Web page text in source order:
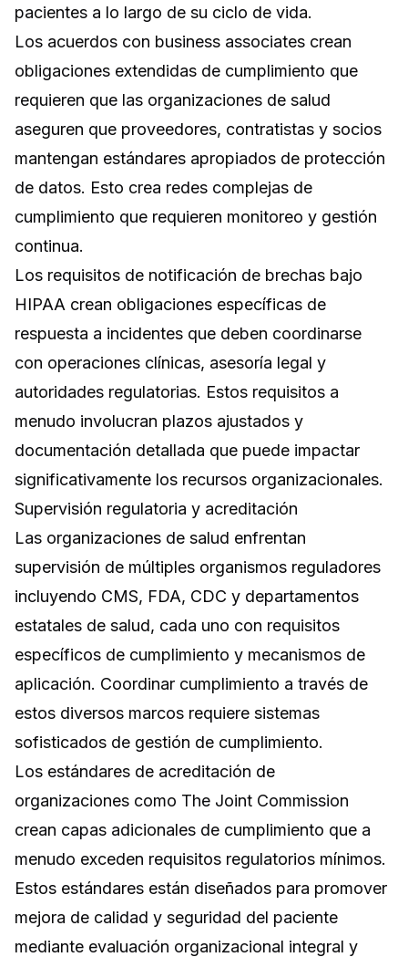
pacientes a lo largo de su ciclo de vida.
Los acuerdos con business associates crean
obligaciones extendidas de cumplimiento que
requieren que las organizaciones de salud
aseguren que proveedores, contratistas y socios
mantengan estándares apropiados de protección
de datos. Esto crea redes complejas de
cumplimiento que requieren monitoreo y gestión
continua.
Los requisitos de notificación de brechas bajo
HIPAA crean obligaciones específicas de
respuesta a incidentes que deben coordinarse
con operaciones clínicas, asesoría legal y
autoridades regulatorias. Estos requisitos a
menudo involucran plazos ajustados y
documentación detallada que puede impactar
significativamente los recursos organizacionales.
Supervisión regulatoria y acreditación
Las organizaciones de salud enfrentan
supervisión de múltiples organismos reguladores
incluyendo CMS, FDA, CDC y departamentos
estatales de salud, cada uno con requisitos
específicos de cumplimiento y mecanismos de
aplicación. Coordinar cumplimiento a través de
estos diversos marcos requiere sistemas
sofisticados de gestión de cumplimiento.
Los estándares de acreditación de
organizaciones como The Joint Commission
crean capas adicionales de cumplimiento que a
menudo exceden requisitos regulatorios mínimos.
Estos estándares están diseñados para promover
mejora de calidad y seguridad del paciente
mediante evaluación organizacional integral y